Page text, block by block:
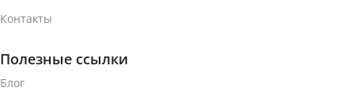
Контакты
Полезные ссылки
Блог